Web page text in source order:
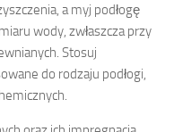
a myj podłogę
wody, zwłaszcza przy
Stosuj
do rodzaju podłogi,